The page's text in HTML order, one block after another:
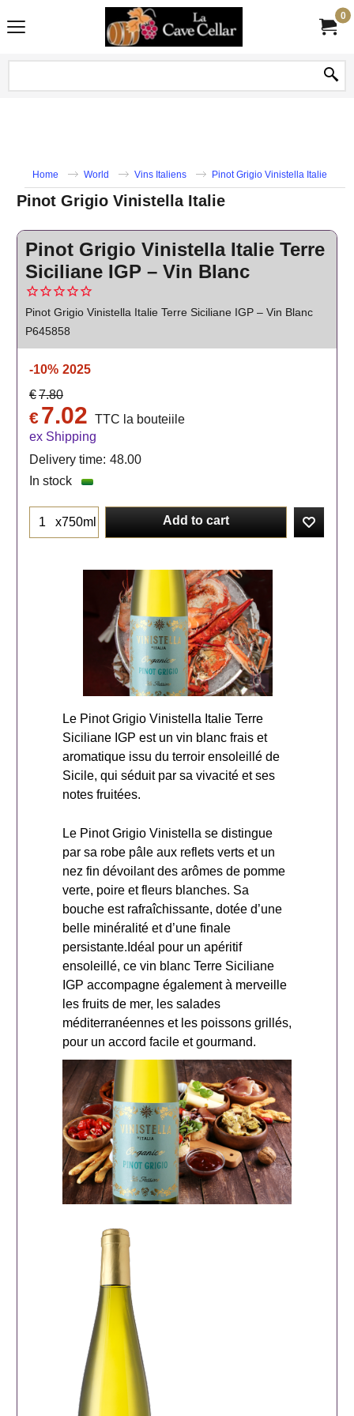
0
Home World Vins Italiens Pinot Grigio Vinistella Italie
Pinot Grigio Vinistella Italie
Pinot Grigio Vinistella Italie Terre
Siciliane IGP – Vin Blanc
Pinot Grigio Vinistella Italie Terre Siciliane IGP – Vin Blanc
P645858
-10% 2025
€7.80
€7.02 TTC la bouteiile
ex Shipping
Delivery time: 48.00
In stock
x750ml Add to cart
Le Pinot Grigio Vinistella Italie Terre
Siciliane IGP est un vin blanc frais et
aromatique issu du terroir ensoleillé de
Sicile, qui séduit par sa vivacité et ses
notes fruitées.
Le Pinot Grigio Vinistella se distingue
par sa robe pâle aux reflets verts et un
nez fin dévoilant des arômes de pomme
verte, poire et fleurs blanches. Sa
bouche est rafraîchissante, dotée d’une
belle minéralité et d’une finale
persistante.Idéal pour un apéritif
ensoleillé, ce vin blanc Terre Siciliane
IGP accompagne également à merveille
les fruits de mer, les salades
méditerranéennes et les poissons grillés,
pour un accord facile et gourmand.